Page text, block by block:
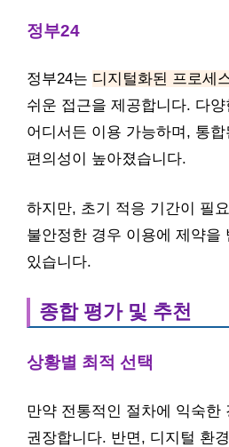
정부24
정부24는 디지털화된 프로세
쉬운 접근을 제공합니다. 다
어디서든 이용 가능하며, 통
편의성이 높아졌습니다.
하지만, 초기 적응 기간이 필
불안정한 경우 이용에 제약을
있습니다.
종합 평가 및 추천
상황별 최적 선택
만약 전통적인 절차에 익숙한
권장합니다. 반면, 디지털 환